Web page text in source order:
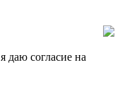
даю согласие на